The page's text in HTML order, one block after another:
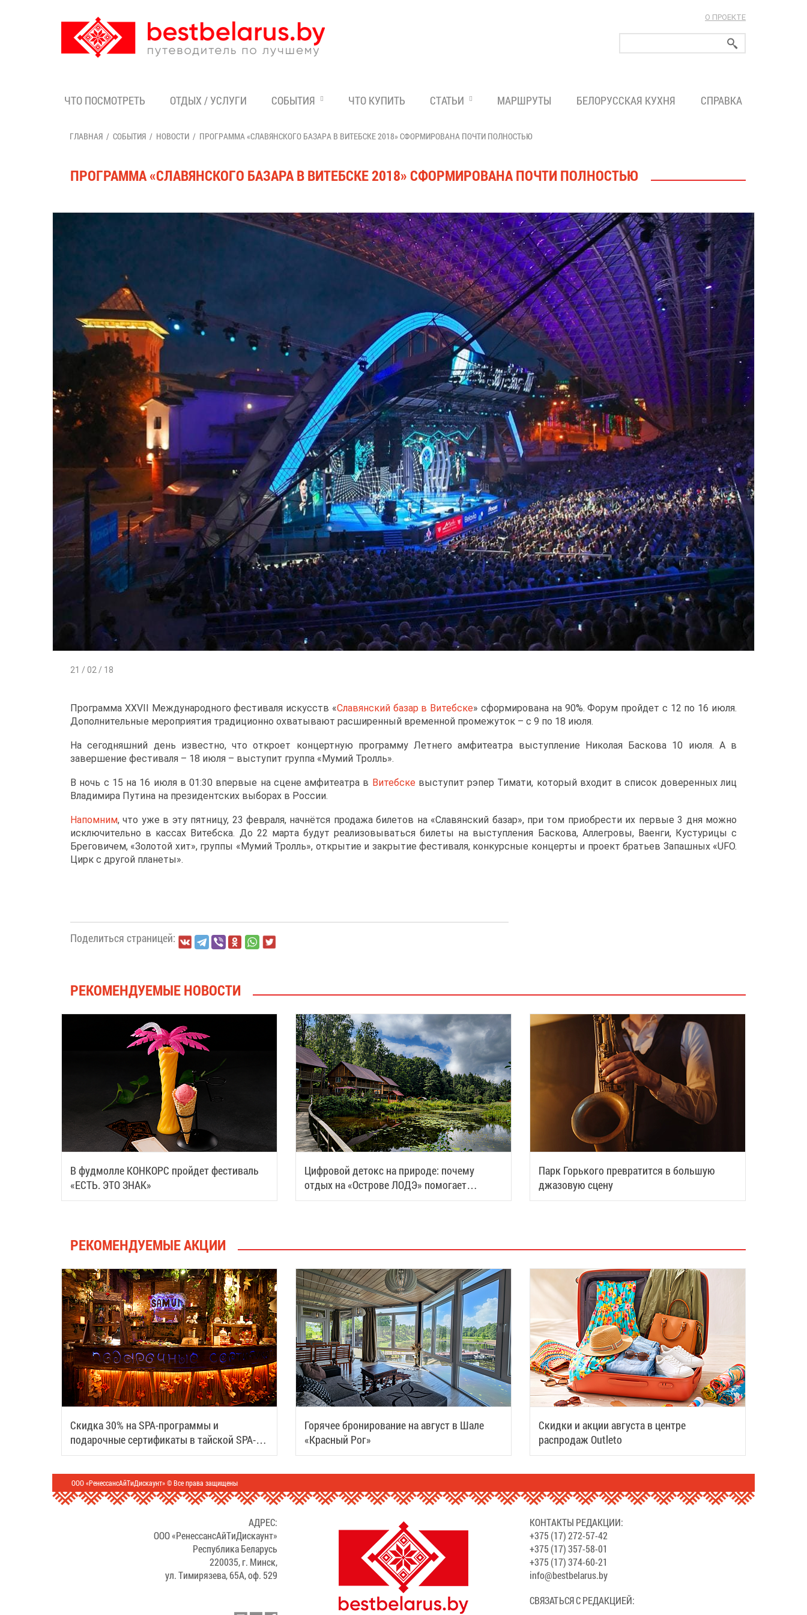
О ПРОЕКТЕ
ЧТО ПОСМОТРЕТЬ ОТДЫХ / УСЛУГИ СОБЫТИЯ ЧТО КУПИТЬ СТАТЬИ МАРШРУТЫ БЕЛОРУССКАЯ КУХНЯ СПРАВКА
ГЛАВНАЯ СОБЫТИЯ НОВОСТИ ПРОГРАММА «СЛАВЯНСКОГО БАЗАРА В ВИТЕБСКЕ 2018» СФОРМИРОВАНА ПОЧТИ ПОЛНОСТЬЮ
ПРОГРАММА «СЛАВЯНСКОГО БАЗАРА В ВИТЕБСКЕ 2018» СФОРМИРОВАНА ПОЧТИ ПОЛНОСТЬЮ
21 / 02 / 18
Программа XXVII Международного фестиваля искусств «Славянский базар в Витебске» сформирована на 90%. Форум пройдет с 12 по 16 июля.
Дополнительные мероприятия традиционно охватывают расширенный временной промежуток – с 9 по 18 июля.
На сегодняшний день известно, что откроет концертную программу Летнего амфитеатра выступление Николая Баскова 10 июля. А в
завершение фестиваля – 18 июля – выступит группа «Мумий Тролль».
В ночь с 15 на 16 июля в 01:30 впервые на сцене амфитеатра в Витебскевыступит рэпер Тимати, который входит в список доверенных лиц
Владимира Путина на президентских выборах в России.
Напомним, что уже в эту пятницу, 23 февраля, начнётся продажа билетов на «Славянский базар», при том приобрести их первые 3 дня можно
исключительно в кассах Витебска. До 22 марта будут реализовываться билеты на выступления Баскова, Аллегровы, Ваенги, Кустурицы с
Бреговичем, «Золотой хит», группы «Мумий Тролль», открытие и закрытие фестиваля, конкурсные концерты и проект братьев Запашных «UFO.
Цирк с другой планеты».
Поделиться страницей:
РЕКОМЕНДУЕМЫЕ НОВОСТИ
В фудмолле КОНКОРС пройдет фестиваль
«ЕСТЬ. ЭТО ЗНАК»
Цифровой детокс на природе: почему
отдых на «Острове ЛОДЭ» помогает
восстановить силы
Парк Горького превратится в большую
джазовую сцену
РЕКОМЕНДУЕМЫЕ АКЦИИ
Скидка 30% на SPA-программы и
подарочные сертификаты в тайской SPA-
деревне Samui
Горячее бронирование на август в Шале
«Красный Рог»
Скидки и акции августа в центре
распродаж Outleto
ООО «РенессансАйТиДискаунт» © Все права защищены
АДРЕС:
ООО «РенессансАйТиДискаунт»
Республика Беларусь
220035, г. Минск,
ул. Тимирязева, 65А, оф. 529
КОНТАКТЫ РЕДАКЦИИ:
+375 (17) 272-57-42
+375 (17) 357-58-01
+375 (17) 374-60-21
info@bestbelarus.by
СВЯЗАТЬСЯ С РЕДАКЦИЕЙ: